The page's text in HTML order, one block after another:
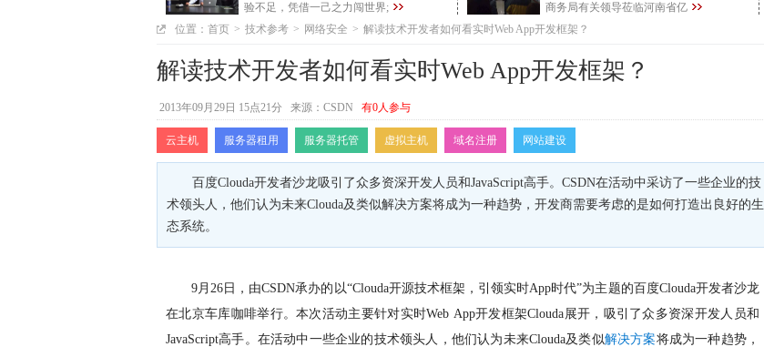
验不足，凭借一己之力闯世界;
商务局有关领导莅临河南省亿
位置： 首页 > 技术参考 > 网络安全 > 解读技术开发者如何看实时Web App开发框架？
解读技术开发者如何看实时Web App开发框架？
2013年09月29日 15点21分 来源：CSDN 有0人参与
云主机 服务器租用 服务器托管 虚拟主机 域名注册 网站建设
百度Clouda开发者沙龙吸引了众多资深开发人员和JavaScript高手。CSDN在活动中采访了一些企业的技
术领头人，他们认为未来Clouda及类似解决方案将成为一种趋势，开发商需要考虑的是如何打造出良好的生
态系统。
9月26 日，由CSDN承办的以“Clouda开源技术框架，引领实时App时代”为主题的百度Clouda开发者沙龙
在北京车库咖啡举行。本次活动主要针对实时Web App开发框架Clouda展开，吸引了众多资深开发人员和
JavaScript高手。在活动中一些企业的技术领头人，他们认为未来Clouda及类似解决方案将成为一种趋势，